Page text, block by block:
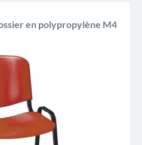
en polypropylène M4